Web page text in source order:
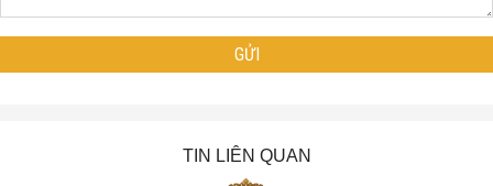
TIN LIÊN QUAN